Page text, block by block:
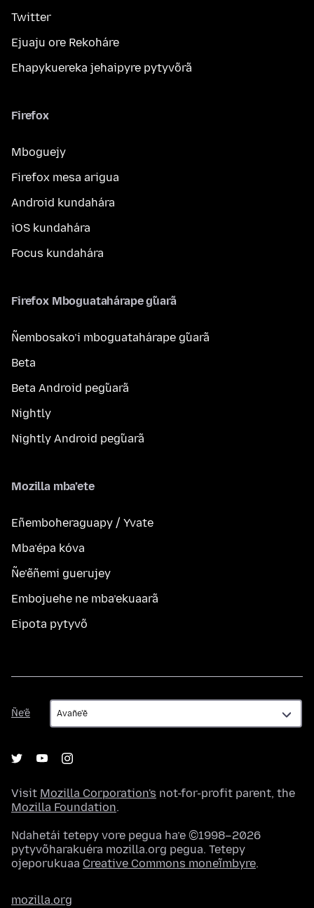
Twitter
Ejuaju ore Rekoháre
Ehapykuereka jehaipyre pytyvõrã
Firefox
Mboguejy
Firefox mesa arigua
Android kundahára
iOS kundahára
Focus kundahára
Firefox Mboguatahárape g̃uarã
Ñembosako’i mboguatahárape g̃uarã
Beta
Beta Android peg̃uarã
Nightly
Nightly Android peg̃uarã
Mozilla mba’ete
Eñemboheraguapy / Yvate
Mba’épa kóva
Ñe’ẽñemi guerujey
Embojuehe ne mba’ekuaarã
Eipota pytyvõ
Ñe’ẽ
Ñe’ẽ
Visit Mozilla Corporation's not-for-profit parent, the
Mozilla Foundation.
Ndahetái tetepy vore pegua ha’e ©1998–2026
pytyvõharakuéra mozilla.org pegua. Tetepy
ojeporukuaa Creative Commons moneĩmbyre.
mozilla.org